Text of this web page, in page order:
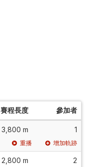
賽程長度 參加者
3,800 m 1
重播 增加軌跡
2,800 m 2